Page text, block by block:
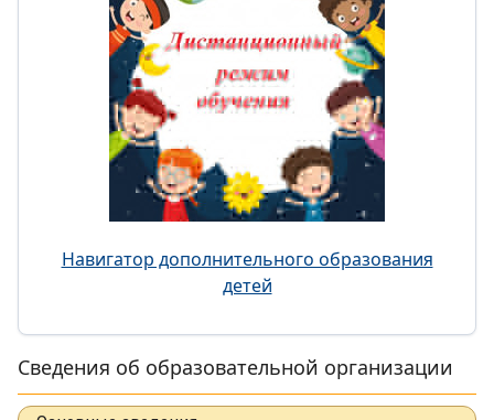
Навигатор дополнительного образования
детей
Сведения об образовательной организации